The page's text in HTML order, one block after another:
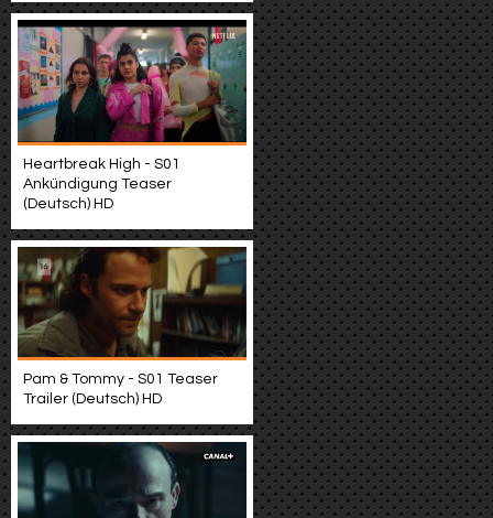
Heartbreak High - S01
Ankündigung Teaser
(Deutsch) HD
Pam & Tommy - S01 Teaser
Trailer (Deutsch) HD